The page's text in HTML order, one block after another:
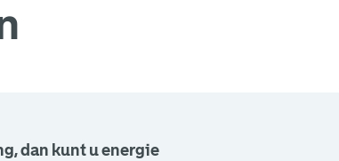
dan kunt u energie